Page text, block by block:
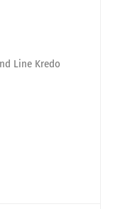
Line Kredo